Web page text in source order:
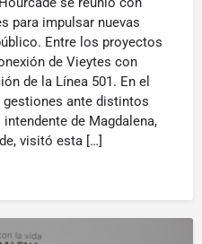
para impulsar nuevas
Entre los proyectos
de Vieytes con
de la Línea 501. En el
gestiones ante distintos
de Magdalena,
visitó esta […]